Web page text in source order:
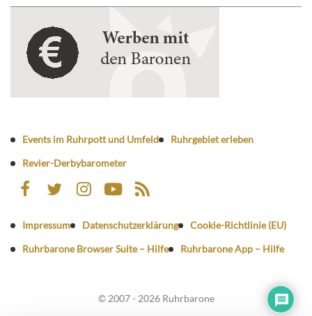
Events im Ruhrpott und Umfeld
Ruhrgebiet erleben
Revier-Derbybarometer
Impressum Datenschutzerklärung
Cookie-Richtlinie (EU)
Ruhrbarone Browser Suite – Hilfe
Ruhrbarone App – Hilfe
© 2007 - 2026 Ruhrbarone